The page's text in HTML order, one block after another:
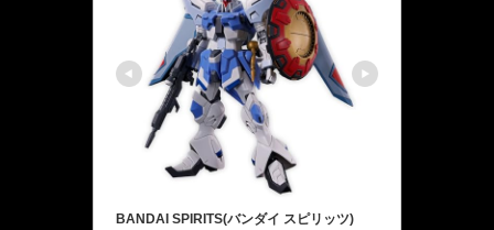
BANDAI SPIRITS(バンダイ スピリッツ)